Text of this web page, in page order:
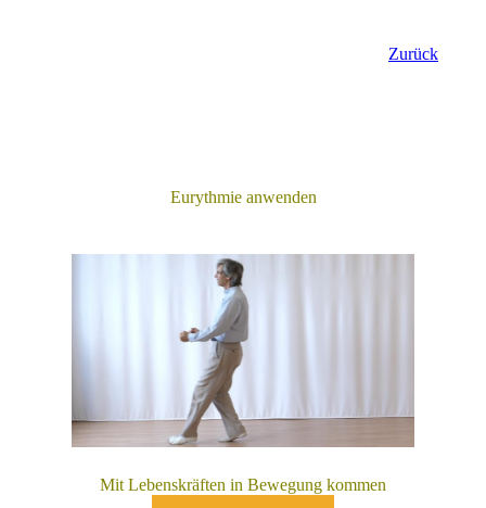
Zurück
Eurythmie anwenden
Mit Lebenskräften in Bewegung kommen